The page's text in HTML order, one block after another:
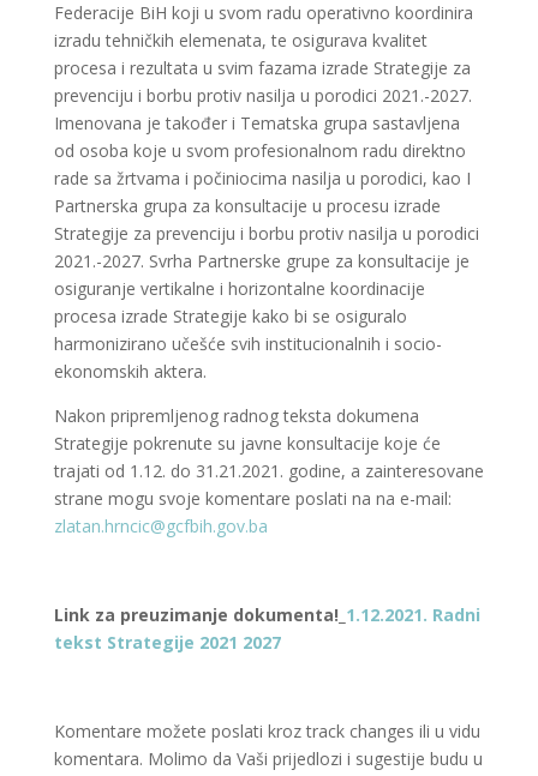
Federacije BiH koji u svom radu operativno koordinira
izradu tehničkih elemenata, te osigurava kvalitet
procesa i rezultata u svim fazama izrade Strategije za
prevenciju i borbu protiv nasilja u porodici 2021.-2027.
Imenovana je također i Tematska grupa sastavljena
od osoba koje u svom profesionalnom radu direktno
rade sa žrtvama i počiniocima nasilja u porodici, kao I
Partnerska grupa za konsultacije u procesu izrade
Strategije za prevenciju i borbu protiv nasilja u porodici
2021.-2027. Svrha Partnerske grupe za konsultacije je
osiguranje vertikalne i horizontalne koordinacije
procesa izrade Strategije kako bi se osiguralo
harmonizirano učešće svih institucionalnih i socio-
ekonomskih aktera.
Nakon pripremljenog radnog teksta dokumena
Strategije pokrenute su javne konsultacije koje će
trajati od 1.12. do 31.21.2021. godine, a zainteresovane
strane mogu svoje komentare poslati na na e-mail:
zlatan.hrncic@gcfbih.gov.ba
Link za preuzimanje dokumenta!_ 1.12.2021. Radni
tekst Strategije 2021 2027
Komentare možete poslati kroz track changes ili u vidu
komentara. Molimo da Vaši prijedlozi i sugestije budu u